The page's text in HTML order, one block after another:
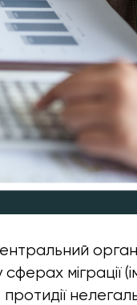
орган
міграції